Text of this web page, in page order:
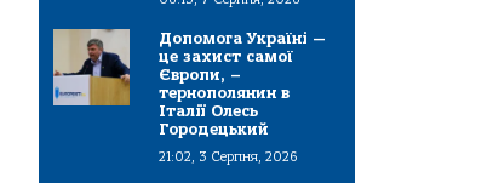
Допомога Україні —
це захист самої
Європи, –
тернополянин в
Італії Олесь
Городецький
21:02, 3 Серпня, 2026